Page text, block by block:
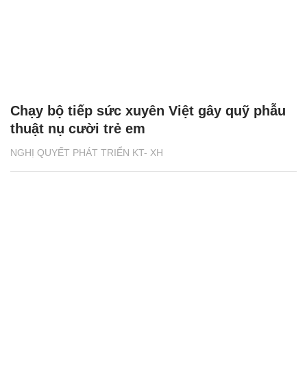
NGHỊ QUYẾT PHÁT TRIỂN KT- XH
Chạy bộ tiếp sức xuyên Việt gây quỹ phẫu
thuật nụ cười trẻ em